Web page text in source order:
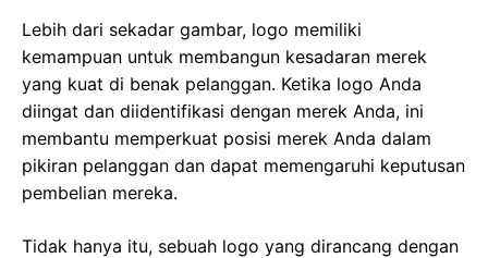
Lebih dari sekadar gambar, logo memiliki
kemampuan untuk membangun kesadaran merek
yang kuat di benak pelanggan. Ketika logo Anda
diingat dan diidentifikasi dengan merek Anda, ini
membantu memperkuat posisi merek Anda dalam
pikiran pelanggan dan dapat memengaruhi keputusan
pembelian mereka.
Tidak hanya itu, sebuah logo yang dirancang dengan